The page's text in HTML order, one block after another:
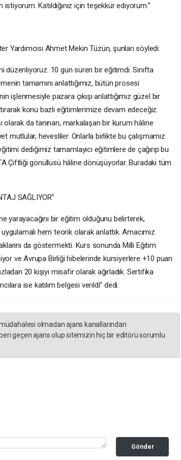
Katıldığınız için teşekkür ediyorum.”
Yardımcısı Ahmet Mekin Tüzün, şunları söyledi:
düzenliyoruz. 10 gün süren bir eğitimdi. Sınıfta
tamamını anlattığımız, bütün prosesi
pazara çıkışı anlattığımız güzel bir
konu bazlı eğitimlerimize devam edeceğiz.
da tanınan, markalaşan bir kurum hâline
mutlular, hevesliler. Onlarla birlikte bu çalışmamız
dediğimiz tamamlayıcı eğitimlere de çağırıp bu
Çiftliği gönüllüsü hâline dönüşüyorlar. Buradaki tüm
SAĞLIYOR”
yarayacağını bir eğitim olduğunu belirterek,
hem teorik olarak anlattık. Amacımız
da göstermekti. Kurs sonunda Milli Eğitim
ve Avrupa Birliği hibelerinde kursiyerlere +10 puan
20 kişiyi misafir olarak ağırladık. Sertifika
ise katılım belgesi verildi” dedi.
olmadan ajans kanallarından
geçen ajans olup sitemizin hiç bir editörü sorumlu
Gönder